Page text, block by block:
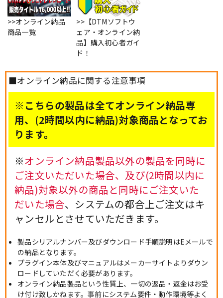
>>オンライン納品
商品一覧
>>【DTMソフトウ
ェア・オンライン納
品】購入初心者ガイ
ド！
■オンライン納品に関する注意事項
※こちらの製品は全てオンライン納品専
用、(2時間以内に納品)対象商品となってお
ります。
※オンライン納品製品以外の製品を同時に
ご注文いただいた場合、及び(2時間以内に
納品)対象以外の商品と同時にご注文いた
だいた場合、システムの都合上ご注文はキ
ャンセルとさせていただきます。
製品シリアルナンバー及びダウンロード手順説明はEメールで
の納品となります。
プラグイン本体及びマニュアルはメーカーサイトよりダウン
ロードしていただく必要があります。
オンライン納品製品という性質上、一切の返品・返金はお受
け付け致しかねます。事前にシステム要件・動作環境等よく